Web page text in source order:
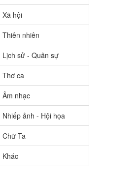
Xã hội
Thiên nhiên
Lịch sử - Quân sự
Thơ ca
Âm nhạc
Nhiếp ảnh - Hội họa
Chữ Ta
Khác